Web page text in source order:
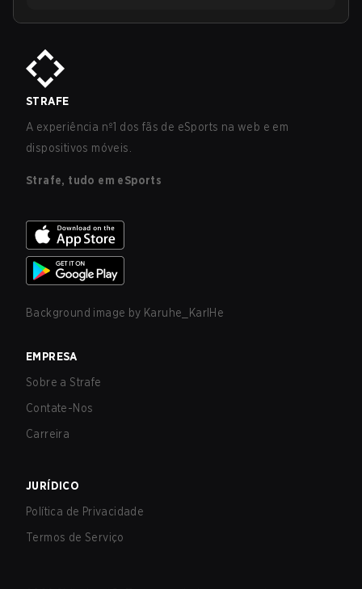
STRAFE
A experiência nº1 dos fãs de eSports na web e em
dispositivos móveis.
Strafe, tudo em eSports
Background image by Karuhe_KarlHe
EMPRESA
Sobre a Strafe
Contate-Nos
Carreira
JURÍDICO
Política de Privacidade
Termos de Serviço